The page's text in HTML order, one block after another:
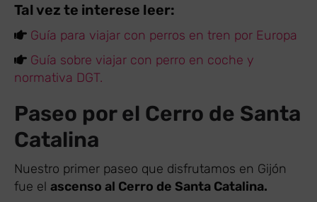
Tal vez te interese leer:
Guía para viajar con perros en tren por Europa
Guía sobre viajar con perro en coche y
normativa DGT.
Paseo por el Cerro de Santa
Catalina
Nuestro primer paseo que disfrutamos en Gijón
fue el ascenso al Cerro de Santa Catalina.